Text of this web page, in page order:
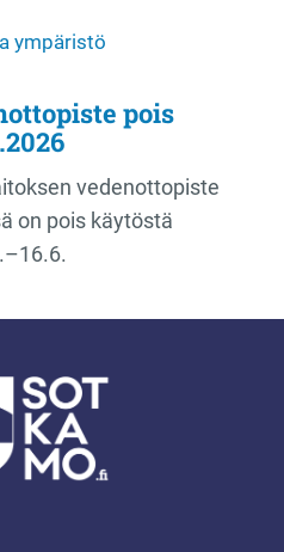
ympäristö
pois
vedenottopiste
on pois käytöstä